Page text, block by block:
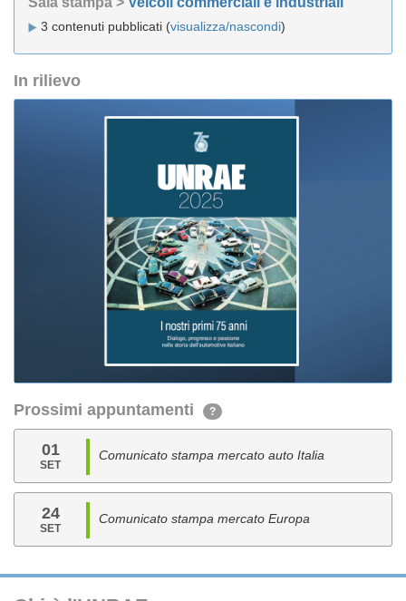
3 contenuti pubblicati (visualizza/nascondi)
In rilievo
Prossimi appuntamenti ?
01
SET
Comunicato stampa mercato auto Italia
24
SET
Comunicato stampa mercato Europa